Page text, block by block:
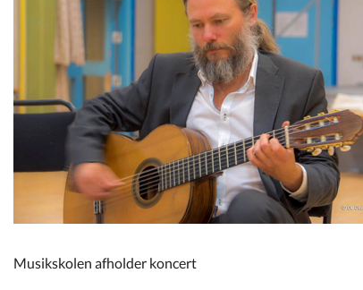
Kommuneplan
Om Kommunen
Musikskolen afholder koncert